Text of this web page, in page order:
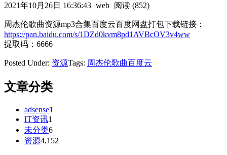
2021年10月26日 16:36:43 web 阅读 (852)
周杰伦歌曲资源mp3合集百度云百度网盘打包下载链接：
https://pan.baidu.com/s/1DZd0kvm8pd1AVBcOV3v4ww
提取码：6666
Posted Under: 资源Tags: 周杰伦歌曲百度云
文章分类
adsense1
IT资讯1
未分类6
资源4,152